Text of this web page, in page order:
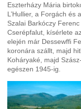
Eszterházy Mária
L’Hullier, a Forgách
Szalai Barkóczy
Cserépfalut, kísérlete
elején már Dessewffi
koronára szállt, majd
Koháryaké, majd
egészen 1945-ig.